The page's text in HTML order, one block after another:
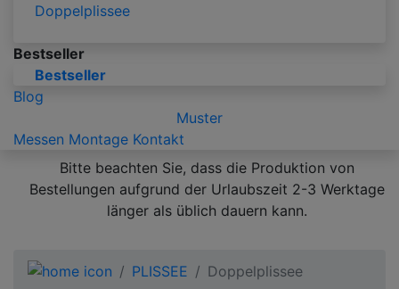
Doppelplissee
Bestseller
Bestseller
Blog
Muster
Messen Montage Kontakt
Bitte beachten Sie, dass die Produktion von
Bestellungen aufgrund der Urlaubszeit 2-3 Werktage
länger als üblich dauern kann.
PLISSEE Doppelplissee